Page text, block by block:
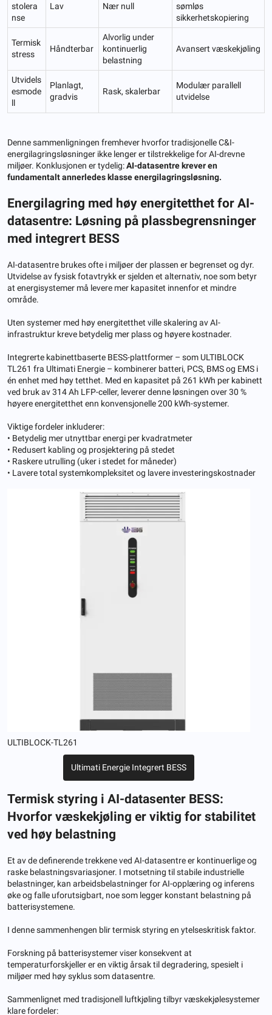
stolera
nse
Lav Nær null
sømløs
sikkerhetskopiering
Termisk
stress
Håndterbar
Alvorlig under
kontinuerlig
belastning
Avansert væskekjøling
Utvidels
esmode
ll
Planlagt,
gradvis
Rask, skalerbar
Modulær parallell
utvidelse
Denne sammenligningen fremhever hvorfor tradisjonelle C&I-
energilagringsløsninger ikke lenger er tilstrekkelige for AI-drevne
miljøer. Konklusjonen er tydelig:AI-datasentre krever en
fundamentalt annerledes klasse energilagringsløsning.
Energilagring med høy energitetthet for AI-
datasentre: Løsning på plassbegrensninger
med integrert BESS
AI-datasentre brukes ofte i miljøer der plassen er begrenset og dyr.
Utvidelse av fysisk fotavtrykk er sjelden et alternativ, noe som betyr
at energisystemer må levere mer kapasitet innenfor et mindre
område.
Uten systemer med høy energitetthet ville skalering av AI-
infrastruktur kreve betydelig mer plass og høyere kostnader.
Integrerte kabinettbaserte BESS-plattformer – som ULTIBLOCK
TL261 fra Ultimati Energie – kombinerer batteri, PCS, BMS og EMS i
én enhet med høy tetthet. Med en kapasitet på 261 kWh per kabinett
ved bruk av 314 Ah LFP-celler, leverer denne løsningen over 30 %
høyere energitetthet enn konvensjonelle 200 kWh-systemer.
Viktige fordeler inkluderer:
• Betydelig mer utnyttbar energi per kvadratmeter
• Redusert kabling og prosjektering på stedet
• Raskere utrulling (uker i stedet for måneder)
• Lavere total systemkompleksitet og lavere investeringskostnader
ULTIBLOCK-TL261
Ultimati Energie Integrert BESS
Termisk styring i AI-datasenter BESS:
Hvorfor væskekjøling er viktig for stabilitet
ved høy belastning
Et av de definerende trekkene ved AI-datasentre er kontinuerlige og
raske belastningsvariasjoner. I motsetning til stabile industrielle
belastninger, kan arbeidsbelastninger for AI-opplæring og inferens
øke og falle uforutsigbart, noe som legger konstant belastning på
batterisystemene.
I denne sammenhengen blir termisk styring en ytelseskritisk faktor.
Forskning på batterisystemer viser konsekvent at
temperaturforskjeller er en viktig årsak til degradering, spesielt i
miljøer med høy syklus som datasentre.
Sammenlignet med tradisjonell luftkjøling tilbyr væskekjølesystemer
klare fordeler: